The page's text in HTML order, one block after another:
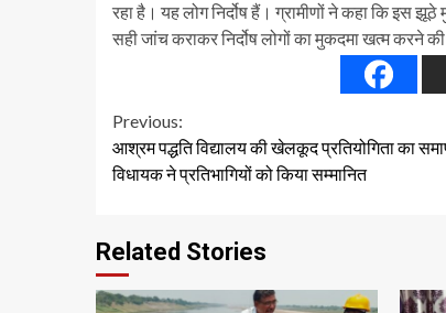
रहा है। यह लोग निर्दोष हैं। ग्रामीणों ने कहा कि इस
सही जांच कराकर निर्दोष लोगों का मुकदमा खत्म करने
Continue
Reading
Previous:
आश्रम पद्धति विद्यालय की खेलकूद प्रतियोगिता का
विधायक ने प्रतिभागियों को किया सम्मानित
Related Stories